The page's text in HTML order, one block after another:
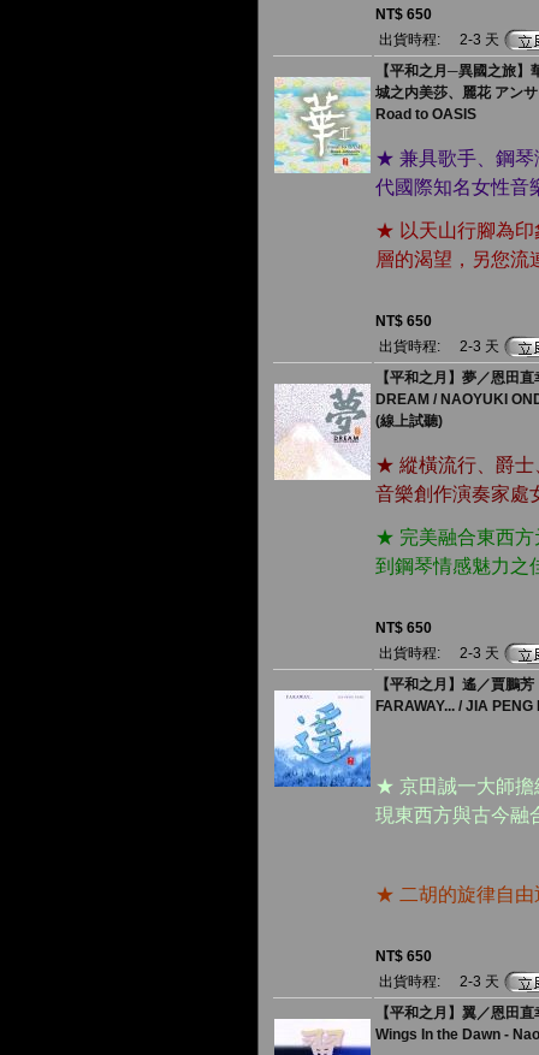
NT$ 650
出貨時程:
2-3 天
【平和之月─異國之旅】
城之内美莎、麗花 アン
Road to OASIS
★ 兼具歌手、鋼琴
代國際知名女性音
★ 以天山行腳為印
層的渴望，另您流
NT$ 650
出貨時程:
2-3 天
【平和之月】夢／恩田直
DREAM / NAOYUKI
(線上試聽)
★ 縱橫流行、爵士
音樂創作演奏家處
★ 完美融合東西方
到鋼琴情感魅力之
NT$ 650
出貨時程:
2-3 天
【平和之月】遙／賈鵬芳
FARAWAY... / JIA PENG
★ 京田誠一大師擔
現東西方與古今融
★ 二胡的旋律自由
NT$ 650
出貨時程:
2-3 天
【平和之月】翼／恩田直
Wings In the Dawn -